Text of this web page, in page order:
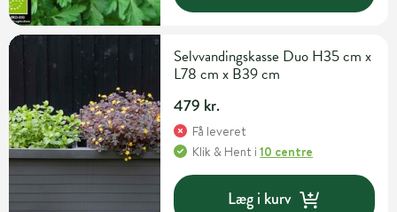
Selvvandingskasse Duo H35 cm x
L78 cm x B39 cm
479 kr.
Få leveret
Klik & Hent i10 centre
Læg i kurv